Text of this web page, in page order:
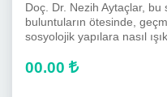
Doç. Dr. Nezih Aytaçlar,
buluntuların ötesinde,
sosyolojik yapılara nasıl
00.00